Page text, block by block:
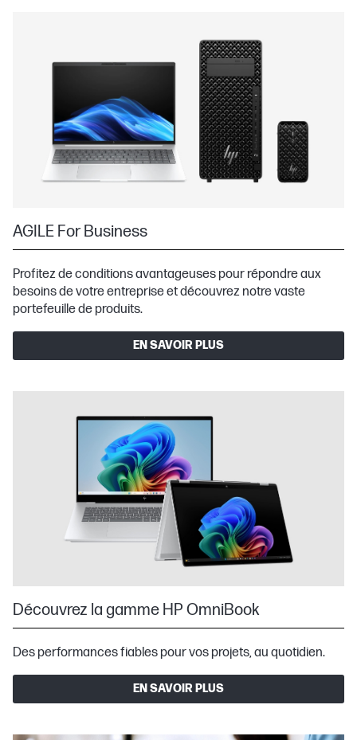
AGILE For Business
Profitez de conditions avantageuses pour répondre aux
besoins de votre entreprise et découvrez notre vaste
portefeuille de produits.
EN SAVOIR PLUS
Découvrez la gamme HP OmniBook
Des performances fiables pour vos projets, au quotidien.
EN SAVOIR PLUS